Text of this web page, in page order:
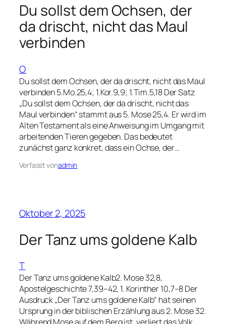
Du sollst dem Ochsen, der
da drischt, nicht das Maul
verbinden
O
Du sollst dem Ochsen, der da drischt, nicht das Maul
verbinden 5.Mo.25,4; 1.Kor.9,9; 1.Tim.5,18 Der Satz
„Du sollst dem Ochsen, der da drischt, nicht das
Maul verbinden“ stammt aus 5. Mose 25,4. Er wird im
Alten Testament als eine Anweisung im Umgang mit
arbeitenden Tieren gegeben. Das bedeutet
zunächst ganz konkret, dass ein Ochse, der…
Verfasst vonadmin
Oktober 2, 2025
Der Tanz ums goldene Kalb
T
Der Tanz ums goldene Kalb2. Mose 32,8,
Apostelgeschichte 7,39–42, 1. Korinther 10,7–8 Der
Ausdruck „Der Tanz ums goldene Kalb“ hat seinen
Ursprung in der biblischen Erzählung aus 2. Mose 32.